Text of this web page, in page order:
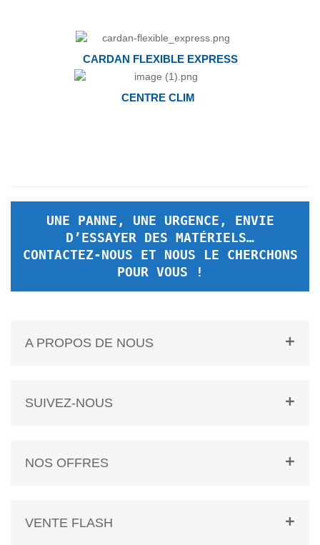
CARDAN FLEXIBLE EXPRESS
CENTRE CLIM
UNE PANNE, UNE URGENCE, ENVIE
D’ESSAYER DES MATÉRIELS…
CONTACTEZ-NOUS ET NOUS LE CHERCHONS
POUR VOUS !
A PROPOS DE NOUS
SUIVEZ-NOUS
NOS OFFRES
VENTE FLASH